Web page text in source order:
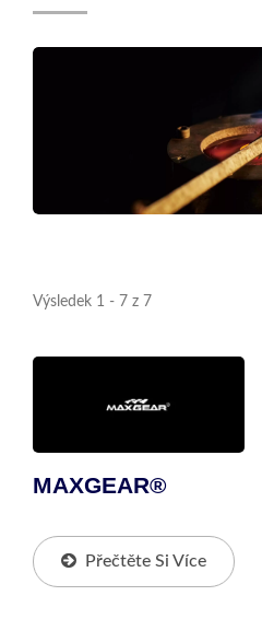
Výsledek 1 - 7 z 7
MAXGEAR®
Přečtěte Si Více